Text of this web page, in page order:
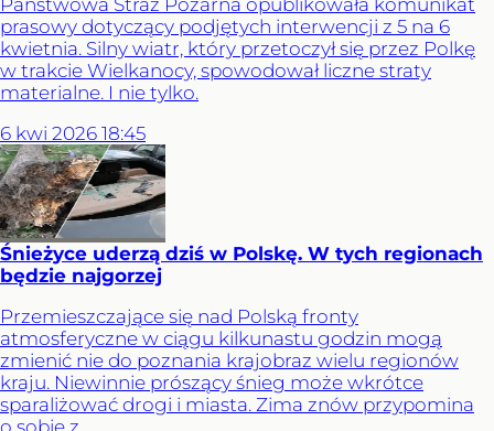
Państwowa Straż Pożarna opublikowała komunikat
prasowy dotyczący podjętych interwencji z 5 na 6
kwietnia. Silny wiatr, który przetoczył się przez Polkę
w trakcie Wielkanocy, spowodował liczne straty
materialne. I nie tylko.
6 kwi 2026 18:45
Śnieżyce uderzą dziś w Polskę. W tych regionach
będzie najgorzej
Przemieszczające się nad Polską fronty
atmosferyczne w ciągu kilkunastu godzin mogą
zmienić nie do poznania krajobraz wielu regionów
kraju. Niewinnie prószący śnieg może wkrótce
sparaliżować drogi i miasta. Zima znów przypomina